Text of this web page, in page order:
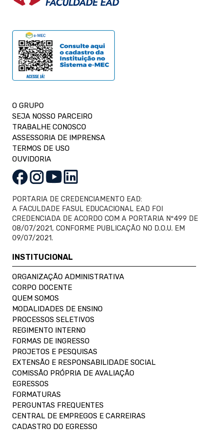
O GRUPO
SEJA NOSSO PARCEIRO
TRABALHE CONOSCO
ASSESSORIA DE IMPRENSA
TERMOS DE USO
OUVIDORIA
PORTARIA DE CREDENCIAMENTO EAD:
A FACULDADE FASUL EDUCACIONAL EAD FOI
CREDENCIADA DE ACORDO COM A PORTARIA Nº499 DE
08/07/2021, CONFORME PUBLICAÇÃO NO D.O.U. EM
09/07/2021.
INSTITUCIONAL
ORGANIZAÇÃO ADMINISTRATIVA
CORPO DOCENTE
QUEM SOMOS
MODALIDADES DE ENSINO
PROCESSOS SELETIVOS
REGIMENTO INTERNO
FORMAS DE INGRESSO
PROJETOS E PESQUISAS
EXTENSÃO E RESPONSABILIDADE SOCIAL
COMISSÃO PRÓPRIA DE AVALIAÇÃO
EGRESSOS
FORMATURAS
PERGUNTAS FREQUENTES
CENTRAL DE EMPREGOS E CARREIRAS
CADASTRO DO EGRESSO